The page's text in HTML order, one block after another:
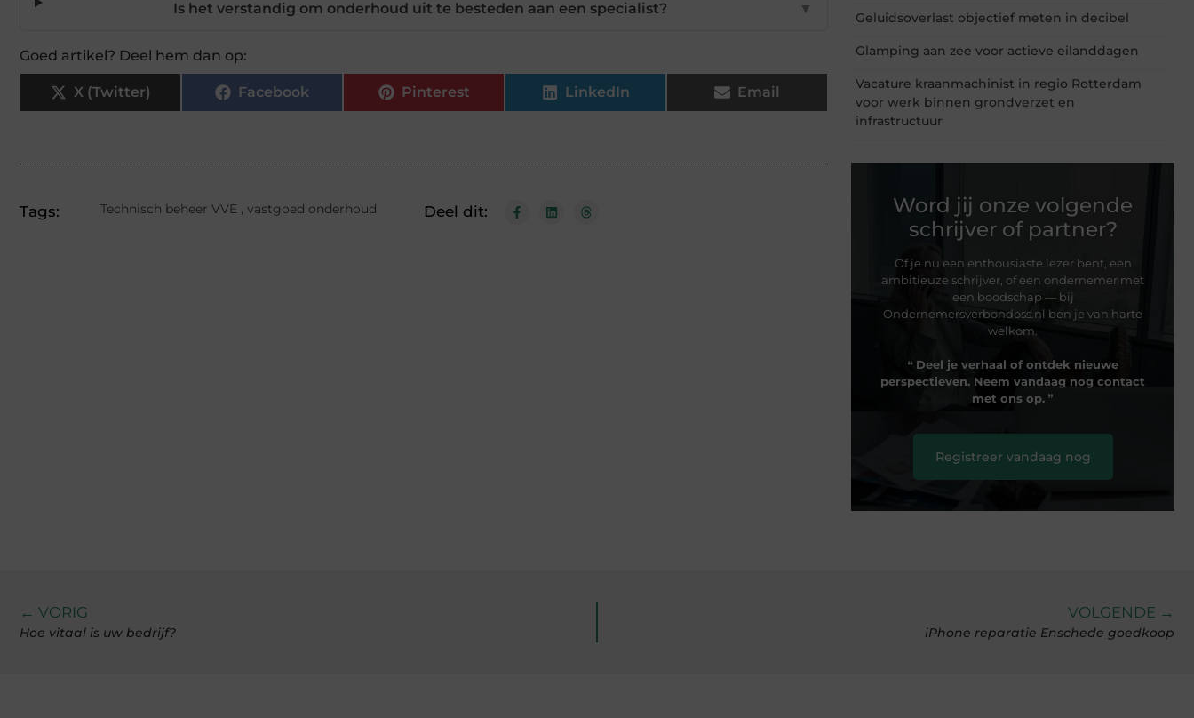
Is het verstandig om onderhoud uit te besteden aan een specialist? ▼
Goed artikel? Deel hem dan op:
X (Twitter) Facebook Pinterest LinkedIn Email
Tags: Technisch beheer VVE vastgoed onderhoud Deel dit:
Geluidsoverlast objectief meten in decibel
Glamping aan zee voor actieve eilanddagen
Vacature kraanmachinist in regio Rotterdam
voor werk binnen grondverzet en
infrastructuur
Word jij onze volgende
schrijver of partner?
Of je nu een enthousiaste lezer bent, een
ambitieuze schrijver, of een ondernemer met
een boodschap — bij
Ondernemersverbondoss.nl ben je van harte
welkom.
❝ Deel je verhaal of ontdek nieuwe
perspectieven. Neem vandaag nog contact
met ons op. ❞
Registreer vandaag nog
← VORIG
Hoe vitaal is uw bedrijf?
VOLGENDE →
iPhone reparatie Enschede goedkoop